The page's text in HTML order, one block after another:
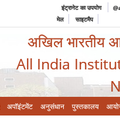
इंट्रानेट का उपयोग
मेल
साइटमैप
अखिल भारतीय
All India
अपॉइंटमेंट अनुसंधान पुस्तकालय